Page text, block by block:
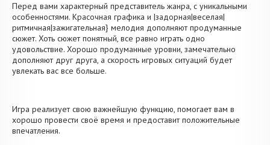
Перед вами характерный представитель жанра, с уникальными
особенностями. Красочная графика и |задорная|веселая|
ритмичная|зажигательная} мелодия дополняют продуманные
сюжет. Хоть сюжет понятный, все равно играть одно
удовольствие. Хорошо продуманные уровни, замечательно
дополняют друг друга, а скорость игровых ситуаций будет
увлекать вас все больше.
Игра реализует свою важнейшую функцию, помогает вам в
хорошо провести своё время и предоставит положительные
впечатления.